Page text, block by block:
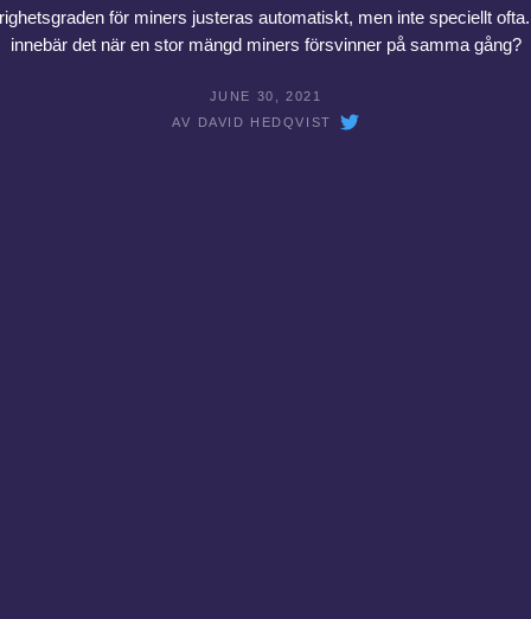
för miners justeras automatiskt, men inte speciellt
innebär det när en stor mängd miners försvinner på samma gång?
JUNE 30, 2021
AV
DAVID HEDQVIST